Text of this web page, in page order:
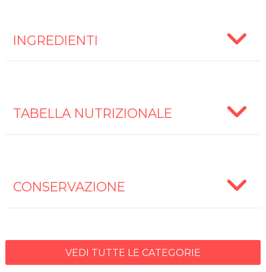
INGREDIENTI
TABELLA NUTRIZIONALE
CONSERVAZIONE
VEDI TUTTE LE CATEGORIE